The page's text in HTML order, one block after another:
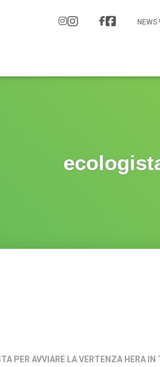
NEWS
PER AVVIARE LA VERTENZA HERA